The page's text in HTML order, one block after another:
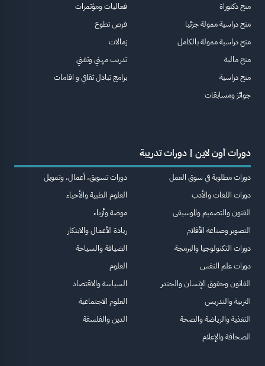
منح دكتوراة
منح دراسية ممولة جزئيا
منح دراسية ممولة بالكامل
منح مالية
منح دراسية
جوائز ومسابقات
فعاليات ومؤتمرات
فرص تطوع
زمالات
تدريب مهني وتقني
برامج تبادل ثقافي و اقامات
دورات أون لاين | دورات تدريبة
دورات مطلوبة في سوق العمل
دورات اللغات والأدب
الفنون والتصميم والموسيقى
التصوير وصناعة الأفلام
دورات التكنولوجيا والبرمجة
دورات علم النفس
القانون وحقوق الإنسان والجندر
التربية والتدريس
التغذية والرياضة والصحة
الصحافة والإعلام
دورات تسويق، أعمال، وتمويل
العلوم الطبية والأحياء
موضة وأزياء
ريادة الأعمال والابتكار
الضيافة والسياحة
العلوم
السياسة والاقتصاد
العلوم الاجتماعية
الدين والفلسفة